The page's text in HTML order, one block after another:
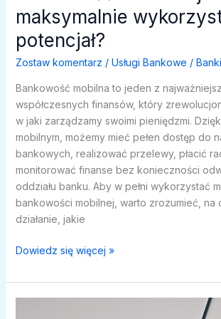
maksymalnie
potencjał?
Zostaw komentarz / Usługi Bankowe /
Bankowość mobilna to jeden z
współczesnych finansów, który
w jaki zarządzamy swoimi pieniędzmi.
mobilnym, możemy mieć pełen dostęp do
bankowych, realizować przelewy, płacić
monitorować finanse bez konieczności
oddziału banku. Aby w pełni wykorzystać
bankowości mobilnej, warto zrozumieć, na
działanie, jakie
Bankowość
jak
maksymalnie
Dowiedz się więcej »